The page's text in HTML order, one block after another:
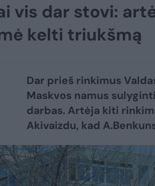
vis dar stovi:
kelti triukšmą
Dar prieš rinkimus
Maskvos namus
darbas. Artėja kiti
Akivaizdu, kad